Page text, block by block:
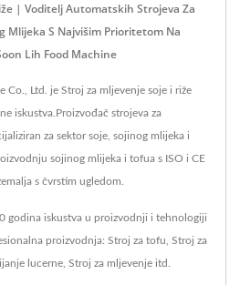
| Voditelj Automatskih Strojeva Za
Mlijeka S Najvišim Prioritetom Na
Lih Food Machine
Co., Ltd. je Stroj za mljevenje soje i riže
iskustva.Proizvođač strojeva za
za sektor soje, sojinog mlijeka i
sojinog mlijeka i tofua s ISO i CE
s čvrstim ugledom.
godina iskustva u proizvodnji i tehnologiji
proizvodnja: Stroj za tofu, Stroj za
lucerne, Stroj za mljevenje itd.